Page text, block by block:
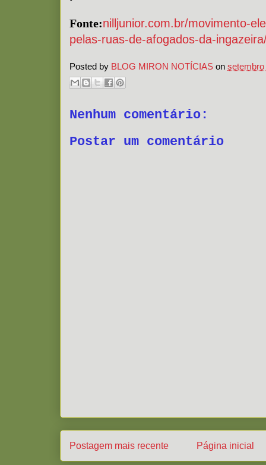
Fonte:nilljunior.com.br/movimento-
pelas-ruas-de-afogados-da-
Posted by BLOG MIRON NOTÍCIAS on setembro
Nenhum comentário:
Postar um comentário
Postagem mais recente Página inicial